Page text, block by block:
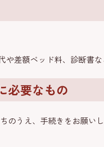
差額ベッド料、診断書
必要なもの
のうえ、手続きをお願いし